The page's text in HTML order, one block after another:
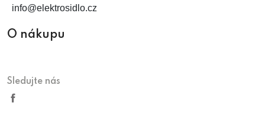
info@elektrosidlo.cz
O nákupu
Sledujte nás